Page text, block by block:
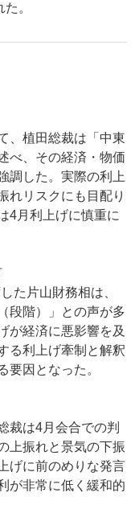
。
、植田総裁は「中東
べ、その経済・物価
調した。実際の利上
れリスクにも目配り
4月利上げに慎重に
た片山財務相は、
段階）」との声が多
が経済に悪影響を及
る利上げ牽制と解釈
要因となった。
裁は4月会合での判
上振れと景気の下振
げに前のめりな発言
が非常に低く緩和的